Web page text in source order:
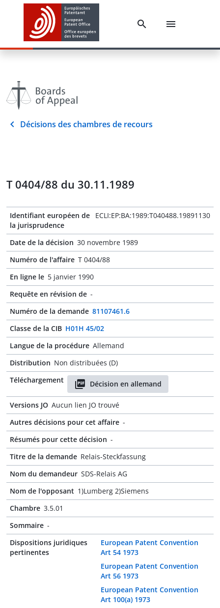
Décisions des chambres de recours
T 0404/88 du 30.11.1989
Identifiant européen de
la jurisprudence
ECLI:EP:BA:1989:T040488.19891130
Date de la décision 30 novembre 1989
Numéro de l'affaire T 0404/88
En ligne le 5 janvier 1990
Requête en révision de -
Numéro de la demande 81107461.6
Classe de la CIB H01H 45/02
Langue de la procédure Allemand
Distribution Non distribuées (D)
Téléchargement
Décision en allemand
Versions JO Aucun lien JO trouvé
Autres décisions pour cet affaire -
Résumés pour cette décision -
Titre de la demande Relais-Steckfassung
Nom du demandeur SDS-Relais AG
Nom de l'opposant 1)Lumberg 2)Siemens
Chambre 3.5.01
Sommaire -
Dispositions juridiques
pertinentes
European Patent Convention
Art 54 1973
European Patent Convention
Art 56 1973
European Patent Convention
Art 100(a) 1973